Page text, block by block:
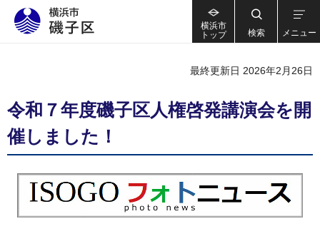
横浜市
トップ
検索 メニュー
最終更新日 2026年2月26日
令和７年度磯子区人権啓発講演会を開
催しました！